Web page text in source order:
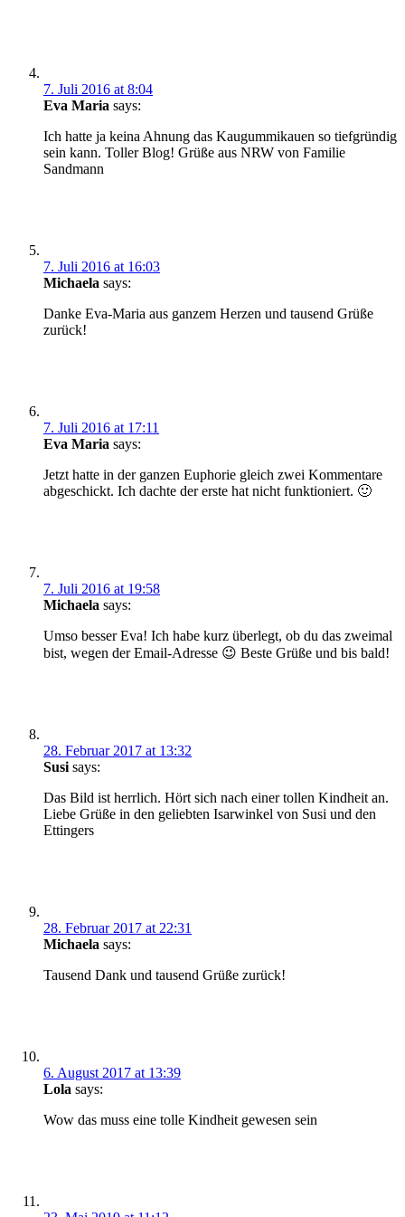
7. Juli 2016 at 8:04
Eva Maria says:
Ich hatte ja keina Ahnung das Kaugummikauen so tiefgründig
sein kann. Toller Blog! Grüße aus NRW von Familie
Sandmann
7. Juli 2016 at 16:03
Michaela says:
Danke Eva-Maria aus ganzem Herzen und tausend Grüße
zurück!
7. Juli 2016 at 17:11
Eva Maria says:
Jetzt hatte in der ganzen Euphorie gleich zwei Kommentare
abgeschickt. Ich dachte der erste hat nicht funktioniert. 🙂
7. Juli 2016 at 19:58
Michaela says:
Umso besser Eva! Ich habe kurz überlegt, ob du das zweimal
bist, wegen der Email-Adresse 😉 Beste Grüße und bis bald!
28. Februar 2017 at 13:32
Susi says:
Das Bild ist herrlich. Hört sich nach einer tollen Kindheit an.
Liebe Grüße in den geliebten Isarwinkel von Susi und den
Ettingers
28. Februar 2017 at 22:31
Michaela says:
Tausend Dank und tausend Grüße zurück!
6. August 2017 at 13:39
Lola says:
Wow das muss eine tolle Kindheit gewesen sein